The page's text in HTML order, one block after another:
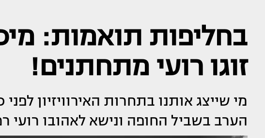
בחליפות תואמות:
זוגו רועי מתחתנים!
מי שייצג אותנו בתחרות האירוויזיון
הערב בשביל החופה ונישא לאהובו רועי